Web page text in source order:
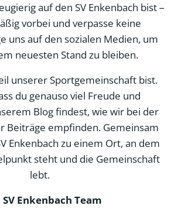
auf den SV Enkenbach bist –
vorbei und verpasse keine
uns auf den sozialen Medien, um
neuesten Stand zu bleiben.
unserer Sportgemeinschaft bist.
du genauso viel Freude und
Blog findest, wie wir bei der
Beiträge empfinden. Gemeinsam
Enkenbach zu einem Ort, an dem
steht und die Gemeinschaft
lebt.
Enkenbach Team